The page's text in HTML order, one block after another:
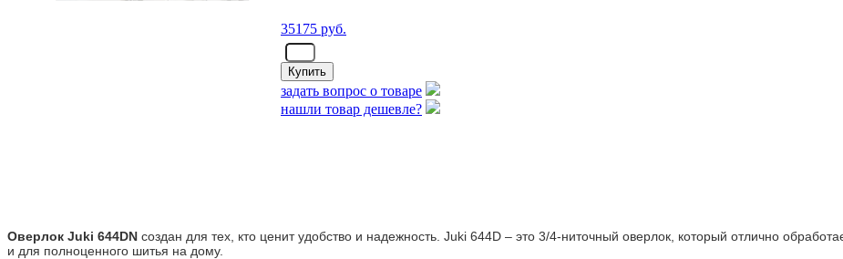
35175 руб.
задать вопрос о товаре
нашли товар дешевле?
Оверлок Juki 644DN создан для тех, кто ценит удобство и надежность. Juki 644D – это 3/4-ниточный оверлок, который отлично
и для полноценного шитья на дому.